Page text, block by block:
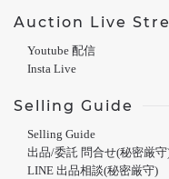
Auction Live
Youtube 配信
Insta Live
Selling Guide
Selling Guide
出品/委託 問合せ(秘密厳守
LINE 出品相談(秘密厳守)